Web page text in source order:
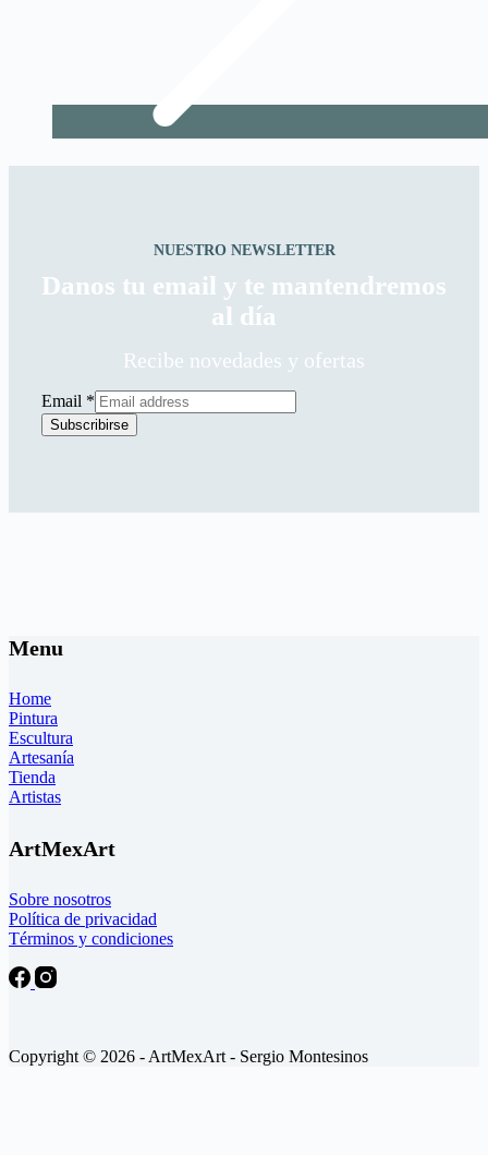
NUESTRO NEWSLETTER
Danos tu email y te mantendremos
al día
Recibe novedades y ofertas
Email *
Subscribirse
Menu
Home
Pintura
Escultura
Artesanía
Tienda
Artistas
ArtMexArt
Sobre nosotros
Política de privacidad
Términos y condiciones
Copyright © 2026 - ArtMexArt - Sergio Montesinos